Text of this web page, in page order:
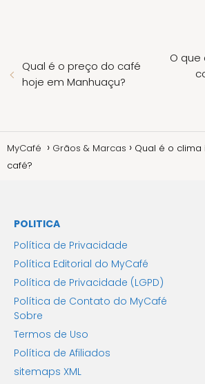
Qual é o preço do café
hoje em Manhuaçu?
O que
MyCafé Grãos & Marcas
Qual é o
café?
POLITICA
Política de Privacidade
Política Editorial do MyCafé
Política de Privacidade (LGPD)
Política de Contato do MyCafé
Sobre
Termos de Uso
Política de Afiliados
sitemaps XML